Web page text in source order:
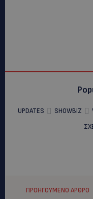
UPDATES SHOWBIZ
ΠΡΟΗΓΟΎΜΕΝΟ ΆΡΘΡΟ